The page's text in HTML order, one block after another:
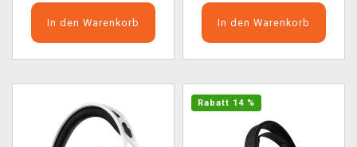
In den Warenkorb In den Warenkorb
Rabatt 14 %